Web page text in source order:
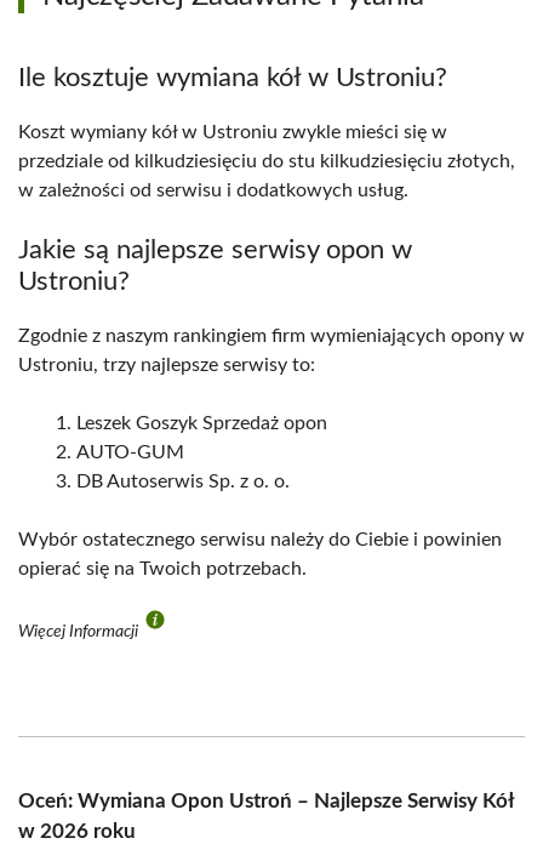
Ile kosztuje wymiana kół w Ustroniu?
Koszt wymiany kół w Ustroniu zwykle mieści się w
przedziale od kilkudziesięciu do stu kilkudziesięciu złotych,
w zależności od serwisu i dodatkowych usług.
Jakie są najlepsze serwisy opon w
Ustroniu?
Zgodnie z naszym rankingiem firm wymieniających opony w
Ustroniu, trzy najlepsze serwisy to:
Leszek Goszyk Sprzedaż opon
AUTO-GUM
DB Autoserwis Sp. z o. o.
Wybór ostatecznego serwisu należy do Ciebie i powinien
opierać się na Twoich potrzebach.
Więcej Informacji
Oceń: Wymiana Opon Ustroń – Najlepsze Serwisy Kół
w 2026 roku